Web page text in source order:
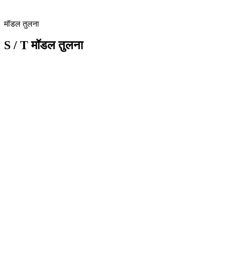
कैटलॉगAMB 1500 S देखें
मॉडल तुलना
S / T मॉडल तुलना